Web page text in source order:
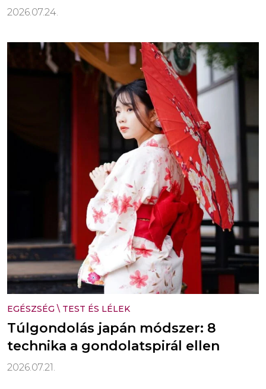
2026.07.24.
EGÉSZSÉG \ TEST ÉS LÉLEK
Túlgondolás japán módszer: 8
technika a gondolatspirál ellen
2026.07.21.